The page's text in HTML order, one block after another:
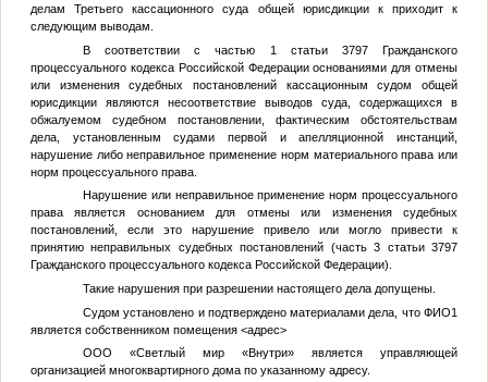
делам Третьего кассационного суда общей юрисдикции к приходит к
следующим выводам.
В соответствии с частью 1 статьи 3797 Гражданского
процессуального кодекса Российской Федерации основаниями для отмены
или изменения судебных постановлений кассационным судом общей
юрисдикции являются несоответствие выводов суда, содержащихся в
обжалуемом судебном постановлении, фактическим обстоятельствам
дела, установленным судами первой и апелляционной инстанций,
нарушение либо неправильное применение норм материального права или
норм процессуального права.
Нарушение или неправильное применение норм процессуального
права является основанием для отмены или изменения судебных
постановлений, если это нарушение привело или могло привести к
принятию неправильных судебных постановлений (часть 3 статьи 3797
Гражданского процессуального кодекса Российской Федерации).
Такие нарушения при разрешении настоящего дела допущены.
Судом установлено и подтверждено материалами дела, чтоФИО1
является собственником помещения <адрес>
ООО «Светлый мир «Внутри» является управляющей
организацией многоквартирного дома по указанному адресу.